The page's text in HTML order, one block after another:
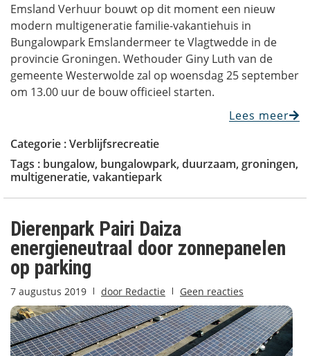
Emsland Verhuur bouwt op dit moment een nieuw
modern multigeneratie familie-vakantiehuis in
Bungalowpark Emslandermeer te Vlagtwedde in de
provincie Groningen. Wethouder Giny Luth van de
gemeente Westerwolde zal op woensdag 25 september
om 13.00 uur de bouw officieel starten.
Lees meer
Categorie :Verblijfsrecreatie
Tags : bungalow, bungalowpark, duurzaam, groningen,
multigeneratie, vakantiepark
Dierenpark Pairi Daiza
energieneutraal door zonnepanelen
op parking
7 augustus 2019 door Redactie Geen reacties